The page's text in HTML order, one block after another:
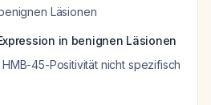
Läsionen
in benignen Läsionen
45-Positivität nicht spezifisch